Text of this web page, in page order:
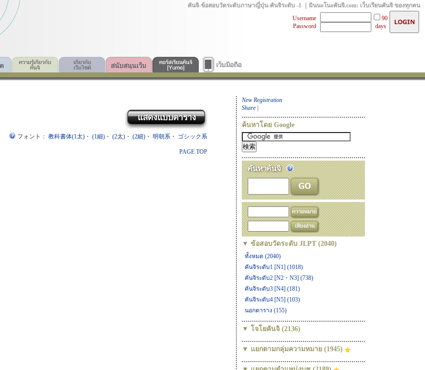
คันจิ-ข้อสอบวัดระดับภาษาญี่ปุ่น-คันจิระดับ -1 ｜มินนะโนะคันจิ.com: เว็บเรียนคันจิ ของทุกคน
Username
Password
90
days
New Registration
Share
ค้นหาโดย Google
▼ ข้อสอบวัดระดับ JLPT (2040)
ทั้งหมด (2040)
คันจิระดับ1 [N1] (1018)
คันจิระดับ2 [N2・N3] (738)
คันจิระดับ3 [N4] (181)
คันจิระดับ4 [N5] (103)
นอกตาราง (155)
▼ โจโยคันจิ (2136)
▼ แยกตามกลุ่มความหมาย (1945)
フォント： 教科書体(1太) ・ (1細) ・ (2太) ・ (2細) ・ 明朝系 ・ ゴシック系
PAGE TOP